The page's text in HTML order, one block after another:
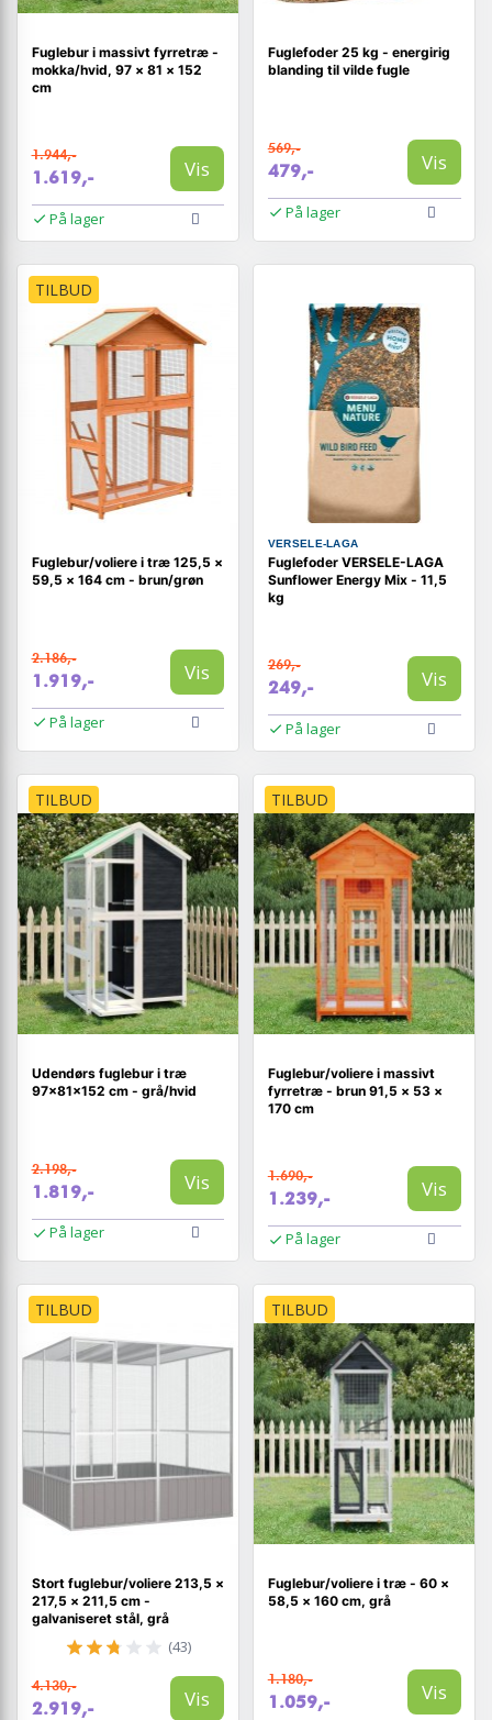
Fuglebur i massivt fyrretræ -
mokka/hvid, 97 × 81 × 152
cm
1.944,-
1.619,- Vis
På lager
Fuglefoder 25 kg - energirig
blanding til vilde fugle
569,-
479,- Vis
På lager
TILBUD
Fuglebur/voliere i træ 125,5 ×
59,5 × 164 cm - brun/grøn
2.186,-
1.919,- Vis
På lager
VERSELE-LAGA
Fuglefoder VERSELE-LAGA
Sunflower Energy Mix - 11,5
kg
269,-
249,- Vis
På lager
TILBUD
Udendørs fuglebur i træ
97×81×152 cm - grå/hvid
2.198,-
1.819,- Vis
På lager
TILBUD
Fuglebur/voliere i massivt
fyrretræ - brun 91,5 × 53 ×
170 cm
1.690,-
1.239,- Vis
På lager
TILBUD
Stort fuglebur/voliere 213,5 ×
217,5 × 211,5 cm -
galvaniseret stål, grå
(43)
4.130,-
2.919,- Vis
TILBUD
Fuglebur/voliere i træ - 60 ×
58,5 × 160 cm, grå
1.180,-
1.059,- Vis